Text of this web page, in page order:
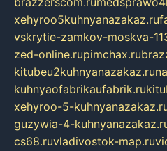
xehyroo5kuhnyanazakaz.ru
vskrytie-zamkov-moskva-
zed-online.rupimchax.ru
kitubeu2kuhnyanazakaz.ru
kuhnyaofabrikaufabrik.ru
xehyroo-5-
guzywia-4-
cs68.ruvladivostok-map.ru